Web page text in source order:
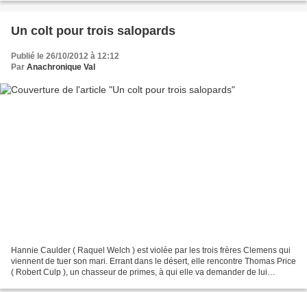
Un colt pour trois salopards
Publié le 26/10/2012 à 12:12
Par Anachronique Val
Hannie Caulder ( Raquel Welch ) est violée par les trois frères Clemens qui
viennent de tuer son mari. Errant dans le désert, elle rencontre Thomas Price
( Robert Culp ), un chasseur de primes, à qui elle va demander de lui